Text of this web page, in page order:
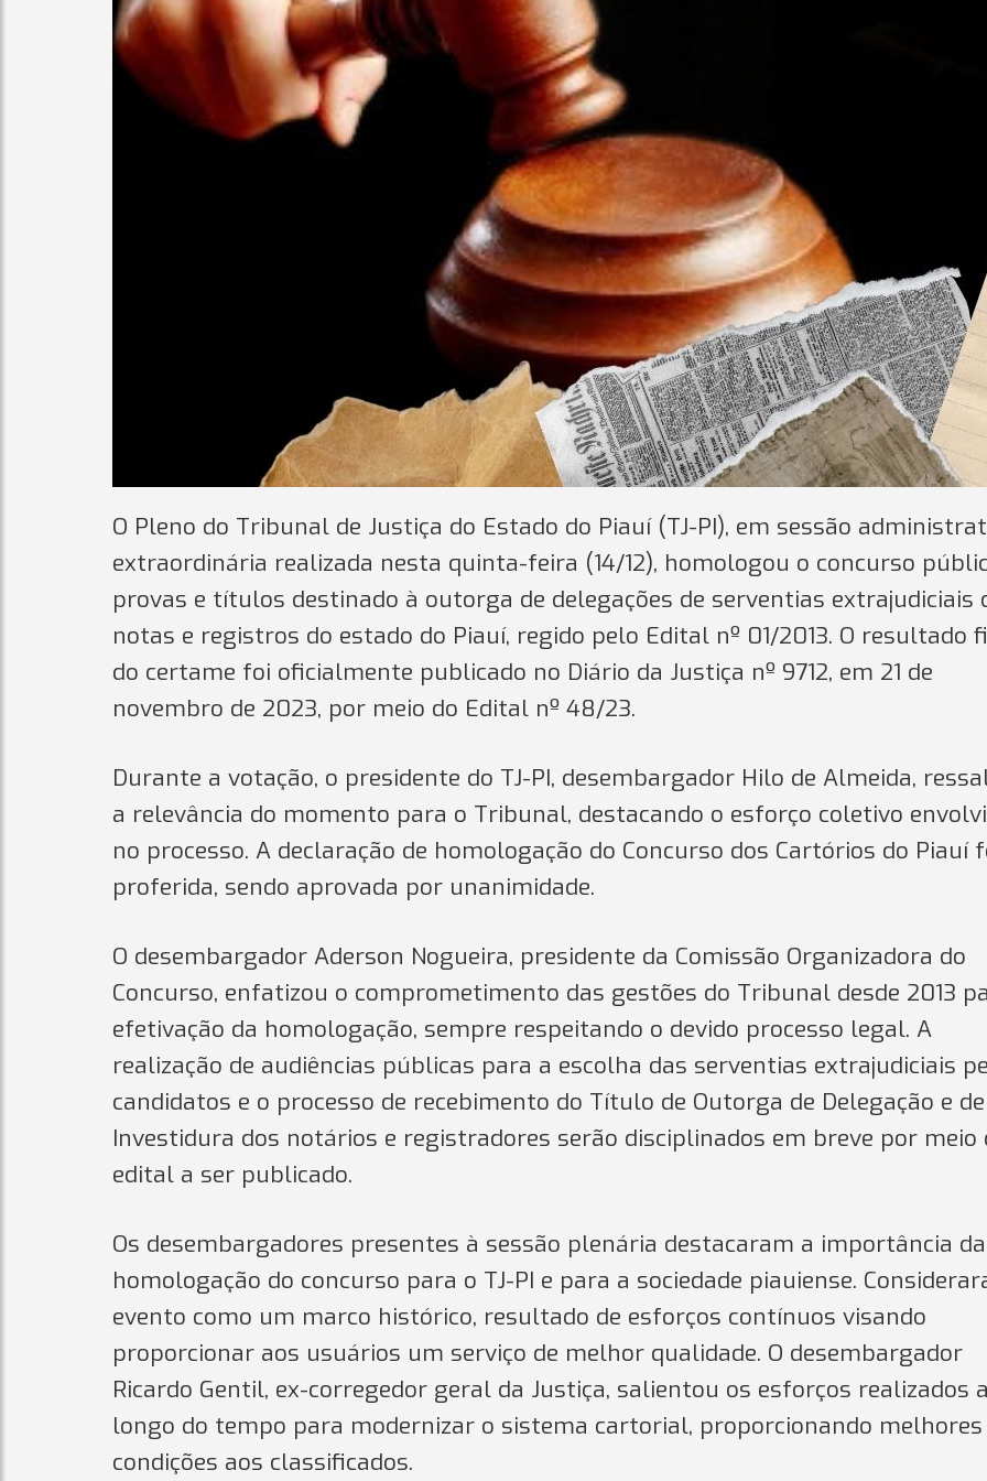
O Pleno do Tribunal de Justiça do Estado do Piauí (TJ-PI), em sessão
extraordinária realizada nesta quinta-feira (14/12), homologou o concurso
provas e títulos destinado à outorga de delegações de serventias extrajudiciais
notas e registros do estado do Piauí, regido pelo Edital nº 01/2013. O resultado
do certame foi oficialmente publicado no Diário da Justiça nº 9712, em 21 de
novembro de 2023, por meio do Edital nº 48/23.
Durante a votação, o presidente do TJ-PI, desembargador Hilo de Almeida,
a relevância do momento para o Tribunal, destacando o esforço coletivo
no processo. A declaração de homologação do Concurso dos Cartórios do Piauí
proferida, sendo aprovada por unanimidade.
O desembargador Aderson Nogueira, presidente da Comissão Organizadora do
Concurso, enfatizou o comprometimento das gestões do Tribunal desde 2013
efetivação da homologação, sempre respeitando o devido processo legal. A
realização de audiências públicas para a escolha das serventias extrajudiciais
candidatos e o processo de recebimento do Título de Outorga de Delegação e de
Investidura dos notários e registradores serão disciplinados em breve por meio
edital a ser publicado.
Os desembargadores presentes à sessão plenária destacaram a importância da
homologação do concurso para o TJ-PI e para a sociedade piauiense.
evento como um marco histórico, resultado de esforços contínuos visando
proporcionar aos usuários um serviço de melhor qualidade. O desembargador
Ricardo Gentil, ex-corregedor geral da Justiça, salientou os esforços realizados
longo do tempo para modernizar o sistema cartorial, proporcionando melhores
condições aos classificados.